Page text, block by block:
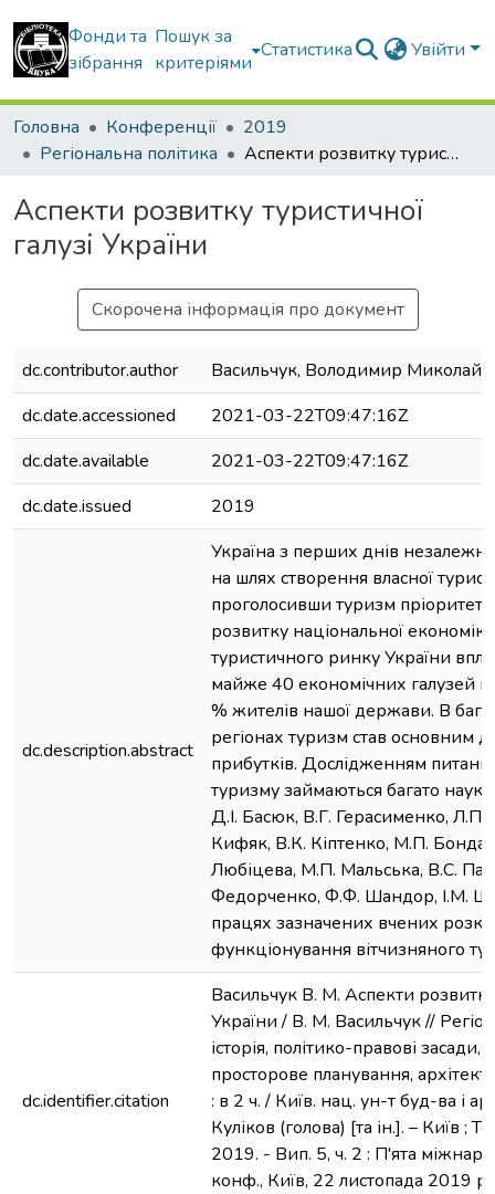
Фонди та
зібрання
Пошук за
критеріями
Статистика Увійти
Головна Конференції
2019
Регіональна політика
Аспекти розвитку туристичної галузі України
Аспекти розвитку туристичної
галузі України
Скорочена інформація про документ
dc.contributor.author
Васильчук, Володимир
dc.date.accessioned
2021-03-22T09:47:16Z
dc.date.available
2021-03-22T09:47:16Z
dc.date.issued
2019
dc.description.abstract
Україна з перших днів
на шлях створення власної
проголосивши туризм
розвитку національної
туристичного ринку України
майже 40 економічних галузей
% жителів нашої держави. В
регіонах туризм став основним
прибутків. Дослідженням питань
туризму займаються багато
Д.І. Басюк, В.Г. Герасименко,
Кифяк, В.К. Кіптенко, М.П.
Любіцева, М.П. Мальська, В.С.
Федорченко, Ф.Ф. Шандор, І.М.
працях зазначених вчених
функціонування вітчизняного
dc.identifier.citation
Васильчук В. М. Аспекти розвитку
України / В. М. Васильчук //
історія, політико-правові засади,
просторове планування,
: в 2 ч. / Київ. нац. ун-т буд-ва і
Куліков (голова) [та ін.]. – Київ ;
2019. - Вип. 5, ч. 2 : П'ята
конф., Київ, 22 листопада 2019